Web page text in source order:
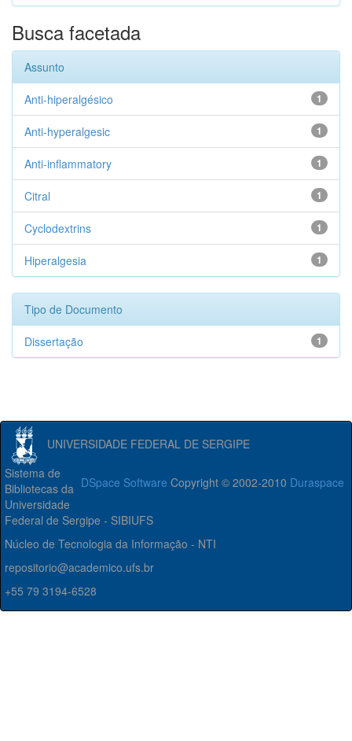
Busca facetada
Assunto
1
Anti-hiperalgésico
1
Anti-hyperalgesic
1
Anti-inflammatory
1
Citral
1
Cyclodextrins
1
Hiperalgesia
Tipo de Documento
1
Dissertação
UNIVERSIDADE FEDERAL DE SERGIPE
DSpace Software Copyright © 2002-2010 Duraspace
Sistema de
Bibliotecas da
Universidade
Federal de Sergipe - SIBIUFS
Núcleo de Tecnologia da Informação - NTI
repositorio@academico.ufs.br
+55 79 3194-6528